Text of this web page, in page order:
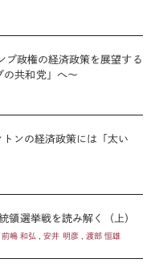
プ政権の経済政策を展望する
の共和党」へ～
ンの経済政策には「太い
選挙戦を読み解く（上）
嶋 和弘 , 安井 明彦 , 渡部 恒雄